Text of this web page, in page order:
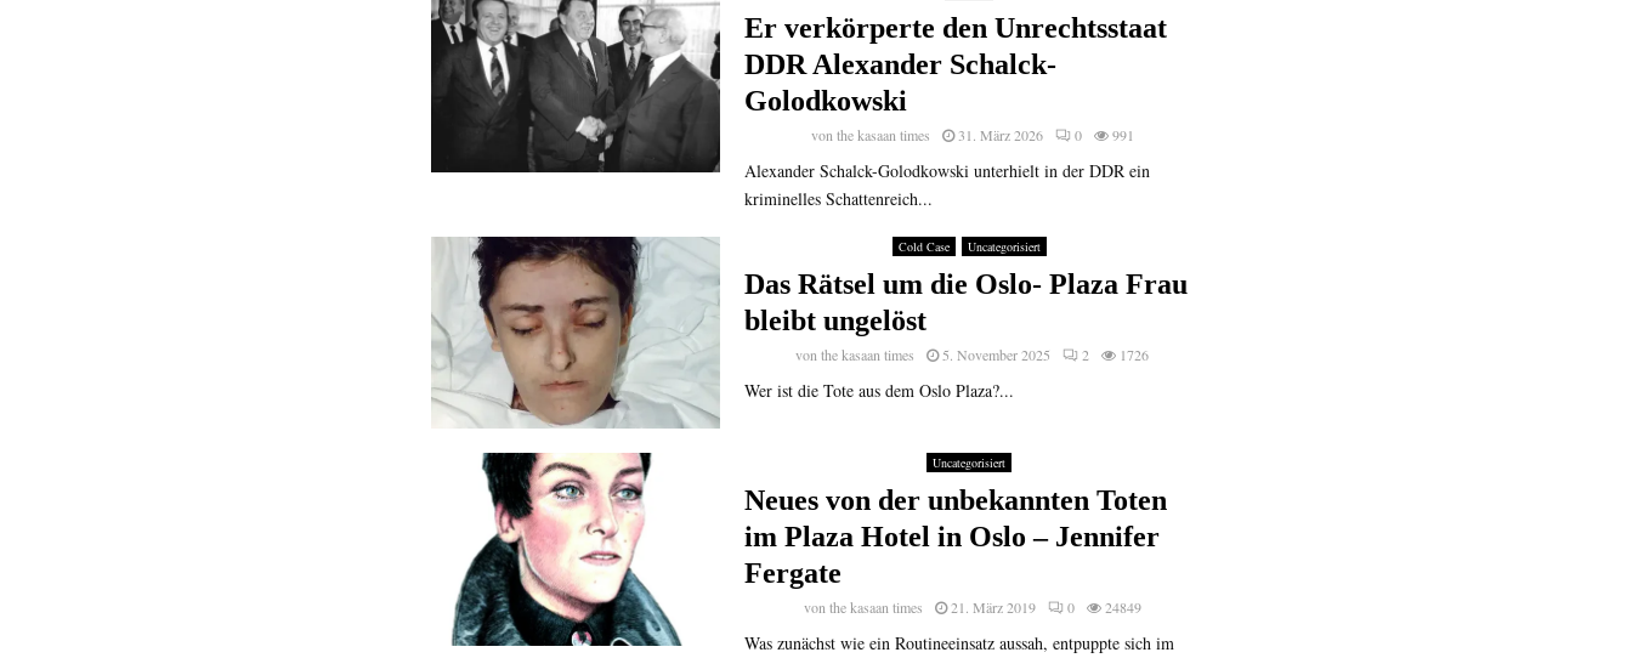
Er verkörperte den Unrechtsstaat
DDR Alexander Schalck-
Golodkowski
von the kasaan times 31. März 2026 0 991
Alexander Schalck-Golodkowski unterhielt in der DDR ein
kriminelles Schattenreich...
Cold Case Uncategorisiert
Das Rätsel um die Oslo- Plaza Frau
bleibt ungelöst
vonthe kasaan times 5. November 2025 2 1726
Wer ist die Tote aus dem Oslo Plaza?...
Uncategorisiert
Neues von der unbekannten Toten
im Plaza Hotel in Oslo – Jennifer
Fergate
vonthe kasaan times 21. März 2019 0 24849
Was zunächst wie ein Routineeinsatz aussah, entpuppte sich im